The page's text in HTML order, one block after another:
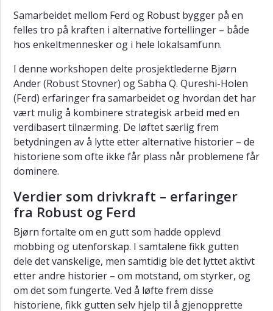
ledelsesprosesser
Rapport
Inkluderende
samfunnsbygging
gode
liv
for
barn,
unge
og
generasjoner
i
Trondheim
Fagdag
og
boklansering
med
UngInvest
AIB
Samarbeidet mellom Ferd og Robust bygger på en
felles tro på kraften i alternative fortellinger – både
hos enkeltmennesker og i hele lokalsamfunn.
I denne workshopen delte prosjektlederne Bjørn
Ander (Robust Stovner) og Sabha Q. Qureshi-Holen
(Ferd) erfaringer fra samarbeidet og hvordan det har
vært mulig å kombinere strategisk arbeid med en
verdibasert tilnærming. De løftet særlig frem
betydningen av å lytte etter alternative historier – de
historiene som ofte ikke får plass når problemene får
dominere.
Verdier som drivkraft – erfaringer
fra Robust og Ferd
Bjørn fortalte om en gutt som hadde opplevd
mobbing og utenforskap. I samtalene fikk gutten
dele det vanskelige, men samtidig ble det lyttet aktivt
etter andre historier – om motstand, om styrker, og
om det som fungerte. Ved å løfte frem disse
historiene, fikk gutten selv hjelp til å gjenopprette